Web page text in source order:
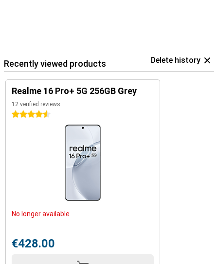
Recently viewed products Delete history
Realme 16 Pro+ 5G 256GB Grey
12 verified reviews
4.5 stars
No longer available
€428.00